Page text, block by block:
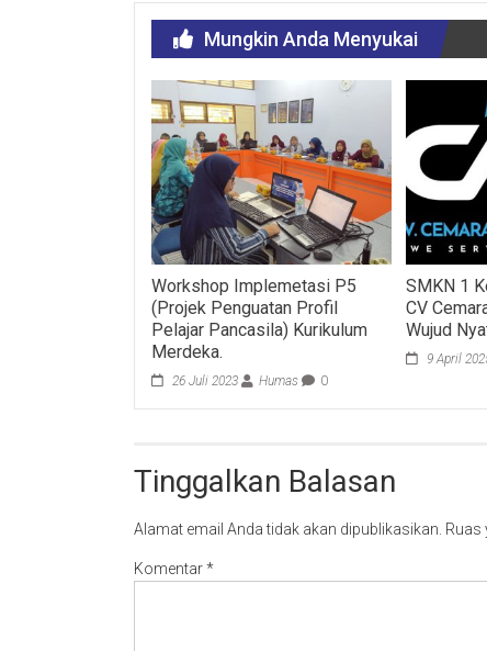
Mungkin Anda Menyukai
Workshop Implemetasi P5
(Projek Penguatan Profil
Pelajar Pancasila) Kurikulum
Merdeka.
26 Juli 2023 Humas 0
SMKN 1
CV
Wujud
9 April
Tinggalkan Balasan
Alamat email Anda tidak akan dipublikasikan. Ruas
Komentar*